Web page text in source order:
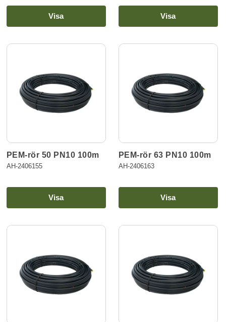
Visa Visa
PEM-rör 50 PN10 100m
AH-2406155
Visa
PEM-rör 63 PN10 100m
AH-2406163
Visa